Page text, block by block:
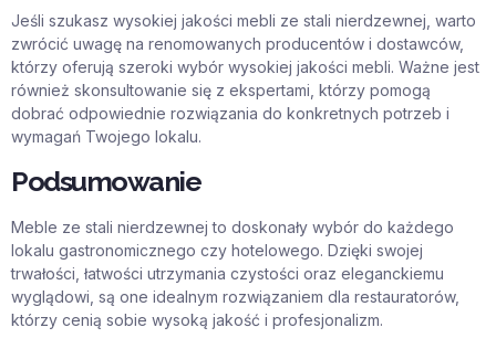
Jeśli szukasz wysokiej jakości mebli ze stali nierdzewnej, warto
zwrócić uwagę na renomowanych producentów i dostawców,
którzy oferują szeroki wybór wysokiej jakości mebli. Ważne jest
również skonsultowanie się z ekspertami, którzy pomogą
dobrać odpowiednie rozwiązania do konkretnych potrzeb i
wymagań Twojego lokalu.
Podsumowanie
Meble ze stali nierdzewnej to doskonały wybór do każdego
lokalu gastronomicznego czy hotelowego. Dzięki swojej
trwałości, łatwości utrzymania czystości oraz eleganckiemu
wyglądowi, są one idealnym rozwiązaniem dla restauratorów,
którzy cenią sobie wysoką jakość i profesjonalizm.